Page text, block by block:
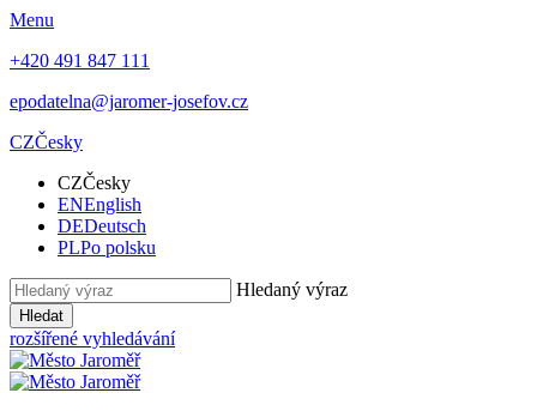
Menu
+420 491 847 111
epodatelna@jaromer-josefov.cz
CZČesky
CZČesky
ENEnglish
DEDeutsch
PLPo polsku
Hledaný výraz
Hledat
rozšířené vyhledávání